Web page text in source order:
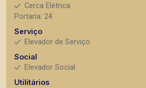
Cerca Elétrica
Portaria: 24
Serviço
Elevador de Serviço
Social
Elevador Social
Utilitários